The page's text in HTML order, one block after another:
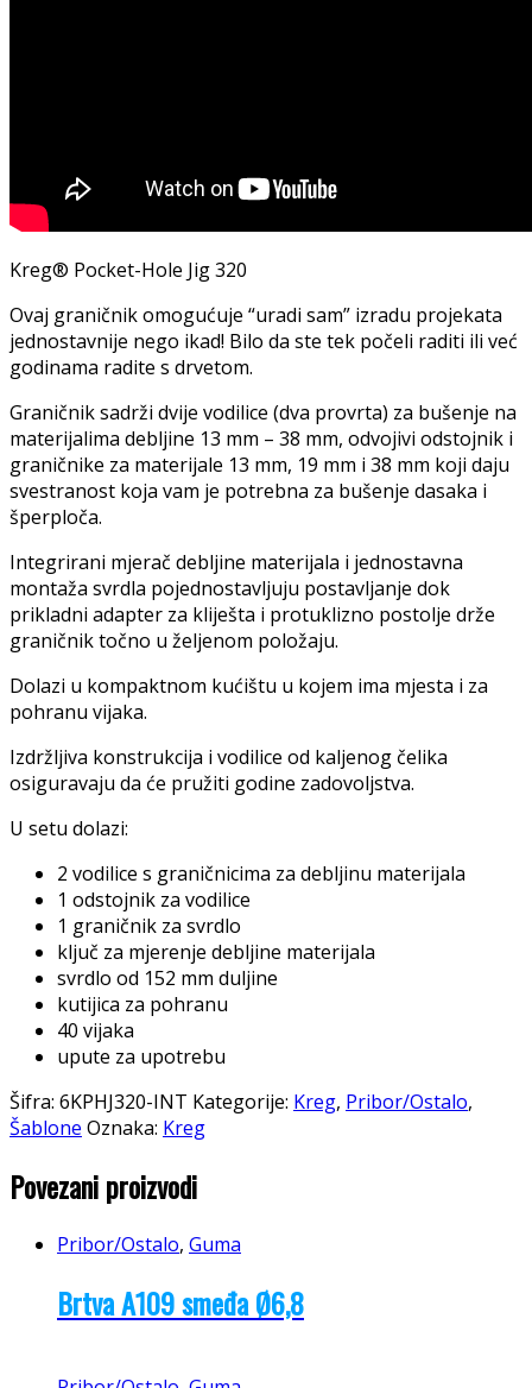
Kreg® Pocket-Hole Jig 320
Ovaj graničnik omogućuje “uradi sam” izradu projekata
jednostavnije nego ikad! Bilo da ste tek počeli raditi ili već
godinama radite s drvetom.
Graničnik sadrži dvije vodilice (dva provrta) za bušenje na
materijalima debljine 13 mm – 38 mm, odvojivi odstojnik i
graničnike za materijale 13 mm, 19 mm i 38 mm koji daju
svestranost koja vam je potrebna za bušenje dasaka i
šperploča.
Integrirani mjerač debljine materijala i jednostavna
montaža svrdla pojednostavljuju postavljanje dok
prikladni adapter za kliješta i protuklizno postolje drže
graničnik točno u željenom položaju.
Dolazi u kompaktnom kućištu u kojem ima mjesta i za
pohranu vijaka.
Izdržljiva konstrukcija i vodilice od kaljenog čelika
osiguravaju da će pružiti godine zadovoljstva.
U setu dolazi:
2 vodilice s graničnicima za debljinu materijala
1 odstojnik za vodilice
1 graničnik za svrdlo
ključ za mjerenje debljine materijala
svrdlo od 152 mm duljine
kutijica za pohranu
40 vijaka
upute za upotrebu
Šifra: 6KPHJ320-INT Kategorije: Kreg, Pribor/Ostalo,
Šablone Oznaka: Kreg
Povezani proizvodi
Pribor/Ostalo, Guma
Brtva A109 smeđa Ø6,8